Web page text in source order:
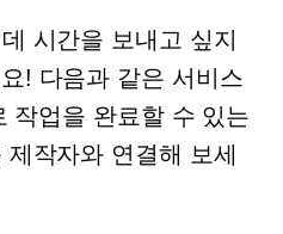
시간을 보내고 싶지
! 다음과 같은 서비스
작업을 완료할 수 있는
작자와 연결해 보세